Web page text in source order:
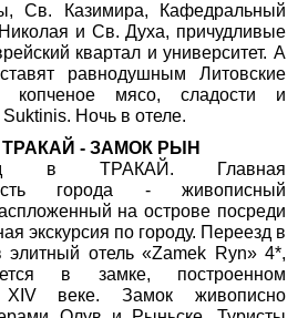
Св. Казимира, Кафедральный
и Св. Духа, причудливые
квартал и университет. А
равнодушным Литовские
копченое мясо, сладости и
Ночь в отеле.
- ЗАМОК РЫН
в ТРАКАЙ. Главная
города - живописный
на острове посреди
экскурсия по городу. Переезд в
отель «Zamek Ryn» 4*,
в замке, построенном
XIV веке. Замок живописно